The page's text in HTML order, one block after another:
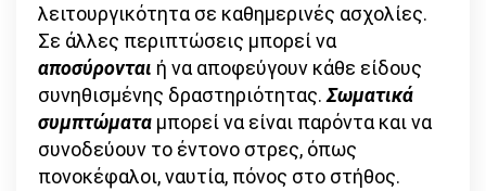
λειτουργικότητα σε καθημερινές ασχολίες.
Σε άλλες περιπτώσεις μπορεί να
αποσύρονται ή να αποφεύγουν κάθε είδους
συνηθισμένης δραστηριότητας.Σωματικά
συμπτώματα μπορεί να είναι παρόντα και να
συνοδεύουν το έντονο στρες, όπως
πονοκέφαλοι, ναυτία, πόνος στο στήθος.